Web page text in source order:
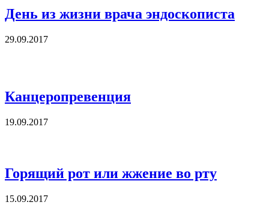
День из жизни врача эндоскописта
29.09.2017
Канцеропревенция
19.09.2017
Горящий рот или жжение во рту
15.09.2017